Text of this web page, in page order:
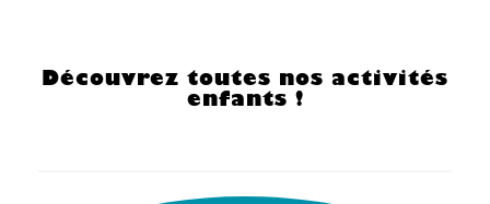
Découvrez toutes nos activités
enfants !